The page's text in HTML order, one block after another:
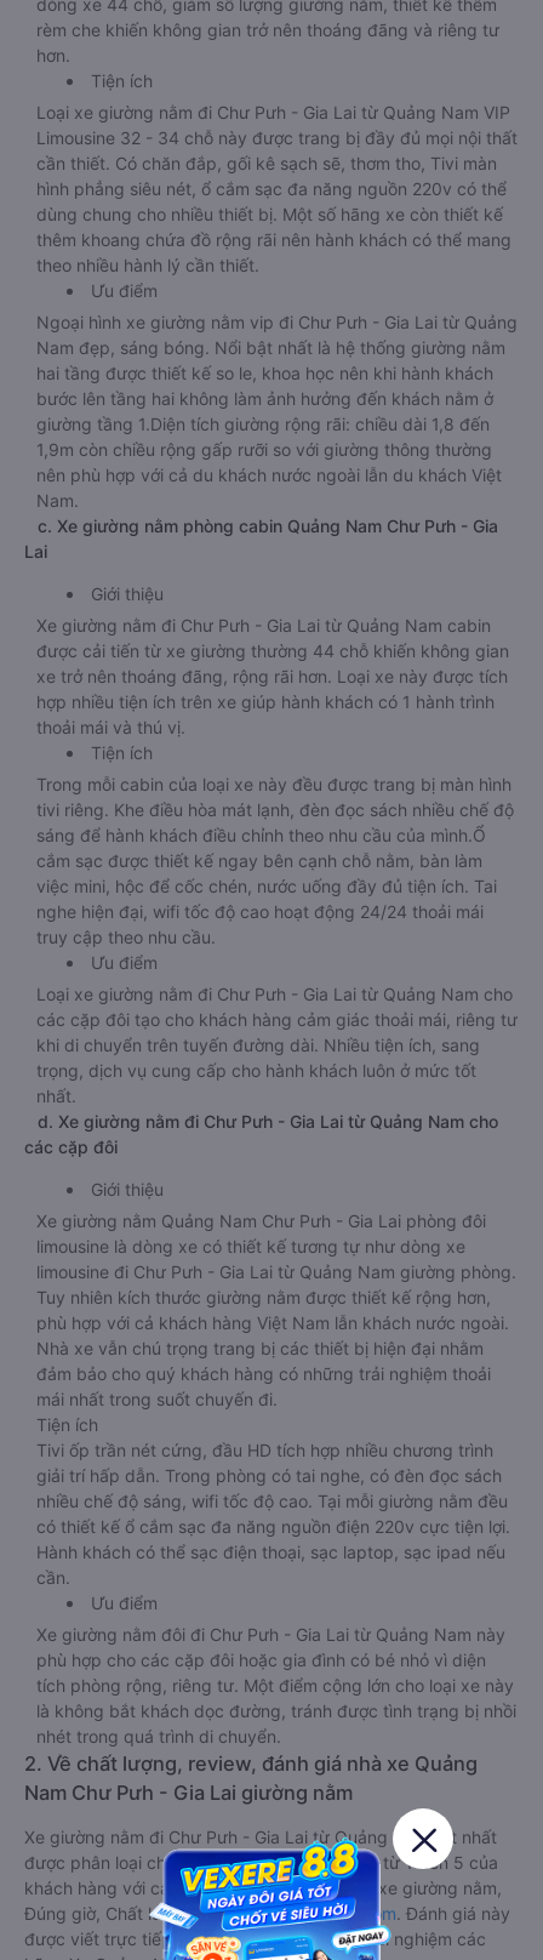
dòng xe 44 chỗ, giảm số lượng giường nằm, thiết kế thêm
rèm che khiến không gian trở nên thoáng đãng và riêng tư
hơn.
Tiện ích
Loại xe giường nằm đi Chư Pưh - Gia Lai từ Quảng Nam VIP
Limousine 32 - 34 chỗ này được trang bị đầy đủ mọi nội thất
cần thiết. Có chăn đắp, gối kê sạch sẽ, thơm tho, Tivi màn
hình phẳng siêu nét, ổ cắm sạc đa năng nguồn 220v có thể
dùng chung cho nhiều thiết bị. Một số hãng xe còn thiết kế
thêm khoang chứa đồ rộng rãi nên hành khách có thể mang
theo nhiều hành lý cần thiết.
Ưu điểm
Ngoại hình xe giường nằm vip đi Chư Pưh - Gia Lai từ Quảng
Nam đẹp, sáng bóng. Nổi bật nhất là hệ thống giường nằm
hai tầng được thiết kế so le, khoa học nên khi hành khách
bước lên tầng hai không làm ảnh hưởng đến khách nằm ở
giường tầng 1.Diện tích giường rộng rãi: chiều dài 1,8 đến
1,9m còn chiều rộng gấp rưỡi so với giường thông thường
nên phù hợp với cả du khách nước ngoài lẫn du khách Việt
Nam.
c. Xe giường nằm phòng cabin Quảng Nam Chư Pưh - Gia
Lai
Giới thiệu
Xe giường nằm đi Chư Pưh - Gia Lai từ Quảng Nam cabin
được cải tiến từ xe giường thường 44 chỗ khiến không gian
xe trở nên thoáng đãng, rộng rãi hơn. Loại xe này được tích
hợp nhiều tiện ích trên xe giúp hành khách có 1 hành trình
thoải mái và thú vị.
Tiện ích
Trong mỗi cabin của loại xe này đều được trang bị màn hình
tivi riêng. Khe điều hòa mát lạnh, đèn đọc sách nhiều chế độ
sáng để hành khách điều chỉnh theo nhu cầu của mình.Ổ
cắm sạc được thiết kế ngay bên cạnh chỗ nằm, bàn làm
việc mini, hộc để cốc chén, nước uống đầy đủ tiện ích. Tai
nghe hiện đại, wifi tốc độ cao hoạt động 24/24 thoải mái
truy cập theo nhu cầu.
Ưu điểm
Loại xe giường nằm đi Chư Pưh - Gia Lai từ Quảng Nam cho
các cặp đôi tạo cho khách hàng cảm giác thoải mái, riêng tư
khi di chuyển trên tuyến đường dài. Nhiều tiện ích, sang
trọng, dịch vụ cung cấp cho hành khách luôn ở mức tốt
nhất.
d. Xe giường nằm đi Chư Pưh - Gia Lai từ Quảng Nam cho
các cặp đôi
Giới thiệu
Xe giường nằm Quảng Nam Chư Pưh - Gia Lai phòng đôi
limousine là dòng xe có thiết kế tương tự như dòng xe
limousine đi Chư Pưh - Gia Lai từ Quảng Nam giường phòng.
Tuy nhiên kích thước giường nằm được thiết kế rộng hơn,
phù hợp với cả khách hàng Việt Nam lẫn khách nước ngoài.
Nhà xe vẫn chú trọng trang bị các thiết bị hiện đại nhằm
đảm bảo cho quý khách hàng có những trải nghiệm thoải
mái nhất trong suốt chuyến đi.
Tiện ích
Tivi ốp trần nét cứng, đầu HD tích hợp nhiều chương trình
giải trí hấp dẫn. Trong phòng có tai nghe, có đèn đọc sách
nhiều chế độ sáng, wifi tốc độ cao. Tại mỗi giường nằm đều
có thiết kế ổ cắm sạc đa năng nguồn điện 220v cực tiện lợi.
Hành khách có thể sạc điện thoại, sạc laptop, sạc ipad nếu
cần.
Ưu điểm
Xe giường nằm đôi đi Chư Pưh - Gia Lai từ Quảng Nam này
phù hợp cho các cặp đôi hoặc gia đình có bé nhỏ vì diện
tích phòng rộng, riêng tư. Một điểm cộng lớn cho loại xe này
là không bắt khách dọc đường, tránh được tình trạng bị nhồi
nhét trong quá trình di chuyển.
2. Về chất lượng, review, đánh giá nhà xe Quảng
Nam Chư Pưh - Gia Lai giường nằm
Xe giường nằm đi Chư Pưh - Gia Lai từ Quảng Nam tốt nhất
được phân loại chất lượng dựa trên đánh giá từ 1 đến 5 của
khách hàng với các tiêu chí như: Chất lượng xe giường nằm,
Đúng giờ, Chất lượng phục vụ trênVexere.com. Đánh giá này
được viết trực tiếp bởi các khách hàng đã trải nghiệm các